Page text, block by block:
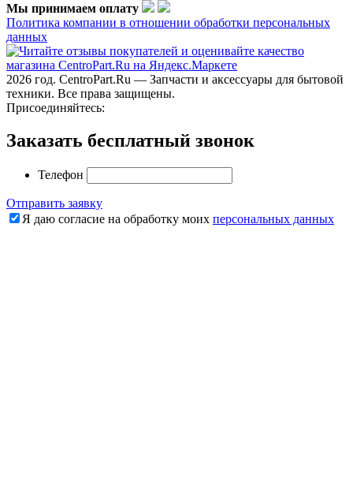
Мы принимаем оплату
Политика компании в отношении обработки персональных
данных
2026 год. CentroPart.Ru — Запчасти и аксессуары для бытовой
техники. Все права защищены.
Присоединяйтесь:
Заказать бесплатный звонок
Телефон
Отправить заявку
Я даю согласие на обработку моих персональных данных